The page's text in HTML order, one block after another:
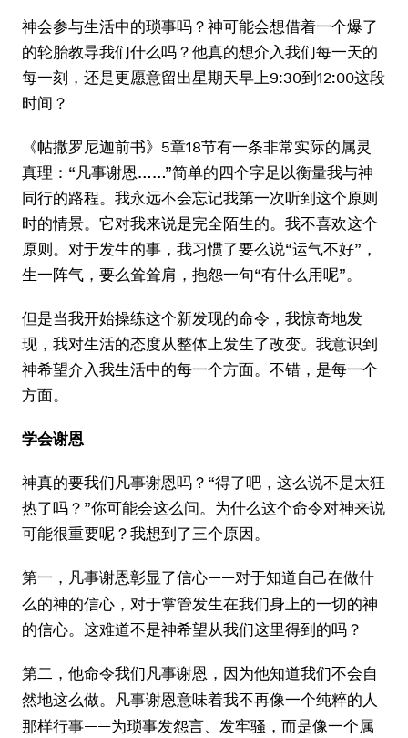
神会参与生活中的琐事吗？神可能会想借着一个爆了
的轮胎教导我们什么吗？他真的想介入我们每一天的
每一刻，还是更愿意留出星期天早上9:30到12:00这段
时间？
《帖撒罗尼迦前书》5章18节有一条非常实际的属灵
真理：“凡事谢恩……”简单的四个字足以衡量我与神
同行的路程。我永远不会忘记我第一次听到这个原则
时的情景。它对我来说是完全陌生的。我不喜欢这个
原则。对于发生的事，我习惯了要么说“运气不好”，
生一阵气，要么耸耸肩，抱怨一句“有什么用呢”。
但是当我开始操练这个新发现的命令，我惊奇地发
现，我对生活的态度从整体上发生了改变。我意识到
神希望介入我生活中的每一个方面。不错，是每一个
方面。
学会谢恩
神真的要我们凡事谢恩吗？“得了吧，这么说不是太狂
热了吗？”你可能会这么问。为什么这个命令对神来说
可能很重要呢？我想到了三个原因。
第一， 凡事谢恩彰显了信心——对于知道自己在做什
么的神的信心，对于掌管发生在我们身上的一切的神
的信心。这难道不是神希望从我们这里得到的吗？
第二，他命令我们凡事谢恩，因为他知道我们不会自
然地这么做。
凡事谢恩意味着我不再像一个纯粹的人
那样行事——为琐事发怨言、发牢骚，而是像一个属